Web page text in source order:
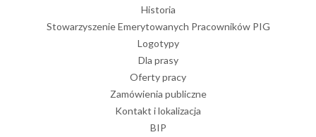
Historia
Stowarzyszenie Emerytowanych Pracowników PIG
Logotypy
Dla prasy
Oferty pracy
Zamówienia publiczne
Kontakt i lokalizacja
BIP